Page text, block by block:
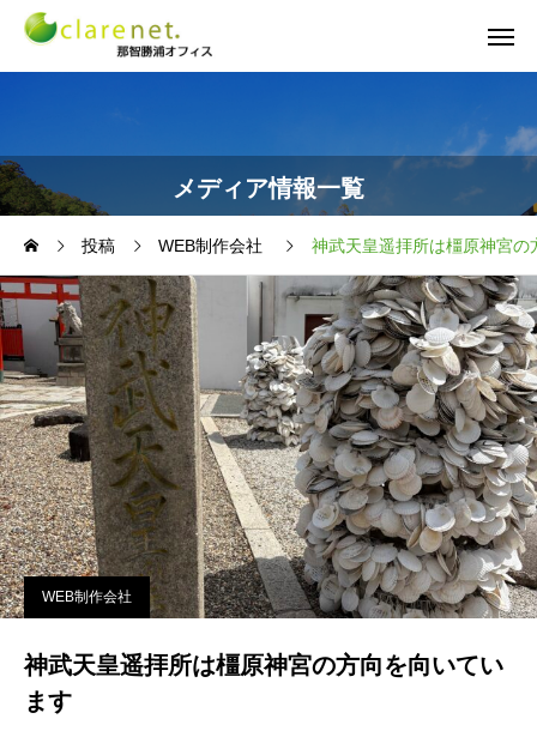
メディア情報一覧
投稿 WEB制作会社 神武天皇遥拝所は橿原神宮の
WEB制作会社
神武天皇遥拝所は橿原神宮の方向を向いてい
ます